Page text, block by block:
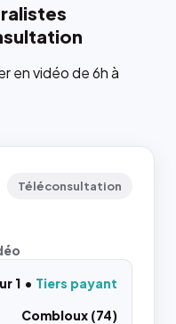
en vidéo de 6h à
Téléconsultation
1
Tiers payant
Combloux (74)